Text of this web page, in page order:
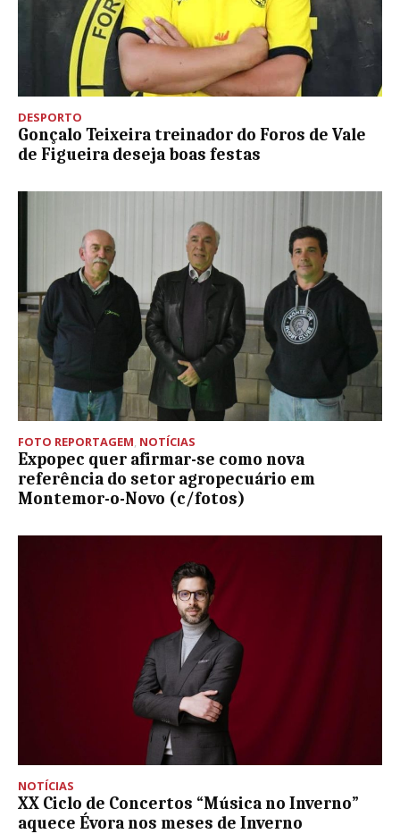
DESPORTO
Gonçalo Teixeira treinador do Foros de Vale
de Figueira deseja boas festas
FOTO REPORTAGEM NOTÍCIAS
Expopec quer afirmar-se como nova
referência do setor agropecuário em
Montemor-o-Novo (c/fotos)
NOTÍCIAS
XX Ciclo de Concertos “Música no Inverno”
aquece Évora nos meses de Inverno